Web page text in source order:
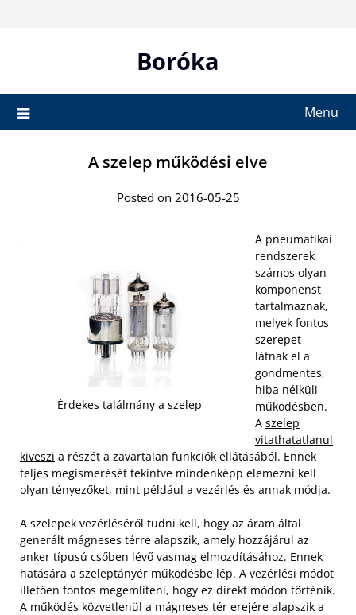
Boróka
Menu
A szelep működési elve
Posted on 2016-05-25
Érdekes találmány a szelep
A pneumatikai
rendszerek
számos olyan
komponenst
tartalmaznak,
melyek fontos
szerepet
látnak el a
gondmentes,
hiba nélküli
működésben.
A szelep
vitathatatlanul
kiveszi a részét a zavartalan funkciók ellátásából. Ennek
teljes megismerését tekintve mindenképp elemezni kell
olyan tényezőket, mint például a vezérlés és annak módja.
A szelepek vezérléséről tudni kell, hogy az áram által
generált mágneses térre alapszik, amely hozzájárul az
anker típusú csőben lévő vasmag elmozdításához. Ennek
hatására a szeleptányér működésbe lép. A vezérlési módot
illetően fontos megemlíteni, hogy ez direkt módon történik.
A működés közvetlenül a mágneses tér erejére alapszik a